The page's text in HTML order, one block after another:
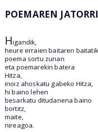
POEMAREN
Higandik,
heure erraien baitaren baitatik
poema sortu zunan
eta poemarekin batera
Hitza,
inoiz ahoskatu gabeko Hitza,
hi baino lehen
besarkatu ditudanena baino
bortitz,
maite,
nireagoa.